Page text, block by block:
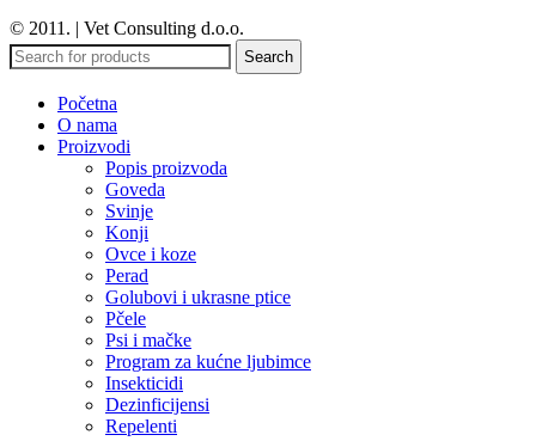
© 2011. | Vet Consulting d.o.o.
Search
Početna
O nama
Proizvodi
Popis proizvoda
Goveda
Svinje
Konji
Ovce i koze
Perad
Golubovi i ukrasne ptice
Pčele
Psi i mačke
Program za kućne ljubimce
Insekticidi
Dezinficijensi
Repelenti